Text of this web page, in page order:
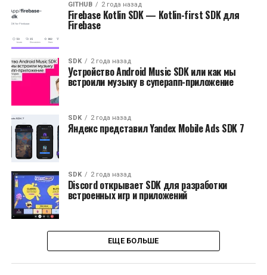
GITHUB 2 года назад
Firebase Kotlin SDK — Kotlin-first SDK для
Firebase
SDK 2 года назад
Устройство Android Music SDK или как мы
встроили музыку в суперапп-приложение
SDK 2 года назад
Яндекс представил Yandex Mobile Ads SDK 7
SDK 2 года назад
Discord открывает SDK для разработки
встроенных игр и приложений
ЕЩЕ БОЛЬШЕ